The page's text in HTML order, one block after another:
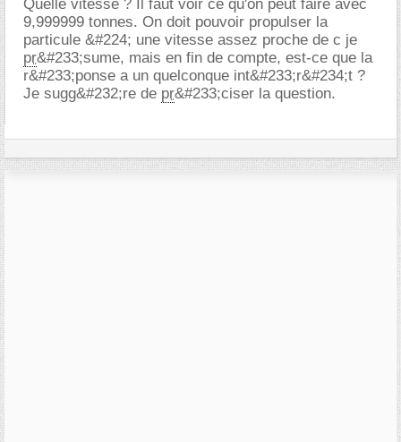
Quelle vitesse ? Il faut voir ce qu'on peut faire avec
9,999999 tonnes. On doit pouvoir propulser la
particule &#224; une vitesse assez proche de c je
pr&#233;sume, mais en fin de compte, est-ce que la
r&#233;ponse a un quelconque int&#233;r&#234;t ?
Je sugg&#232;re de pr&#233;ciser la question.